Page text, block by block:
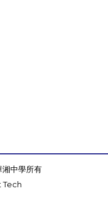
中學所有
Tech